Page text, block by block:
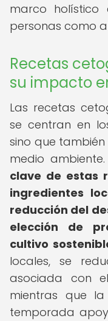
marco
personas como
Recetas
su impacto
Las recetas
se centran en
sino que
medio ambiente.
clave de estas
ingredientes
reducción del
elección de
cultivo
locales, se
asociada con
mientras que
temporada